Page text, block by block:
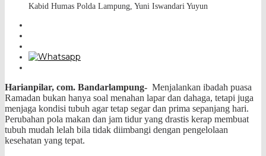
Kabid Humas Polda Lampung, Yuni Iswandari Yuyun
Harianpilar, com. Bandarlampung- Menjalankan ibadah puasa
Ramadan bukan hanya soal menahan lapar dan dahaga, tetapi juga
menjaga kondisi tubuh agar tetap segar dan prima sepanjang hari.
Perubahan pola makan dan jam tidur yang drastis kerap membuat
tubuh mudah lelah bila tidak diimbangi dengan pengelolaan
kesehatan yang tepat.